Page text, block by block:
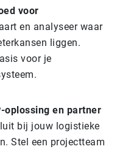
voor
en analyseer waar
liggen.
voor je
oplossing en partner
bij jouw logistieke
Stel een projectteam